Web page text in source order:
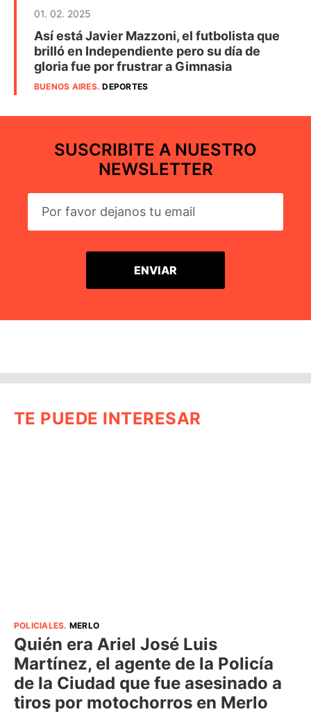
01. 02. 2025
Así está Javier Mazzoni, el futbolista que
brilló en Independiente pero su día de
gloria fue por frustrar a Gimnasia
BUENOS AIRES.DEPORTES
SUSCRIBITE A NUESTRO
NEWSLETTER
TE PUEDE INTERESAR
POLICIALES. MERLO
Quién era Ariel José Luis
Martínez, el agente de la Policía
de la Ciudad que fue asesinado a
tiros por motochorros en Merlo